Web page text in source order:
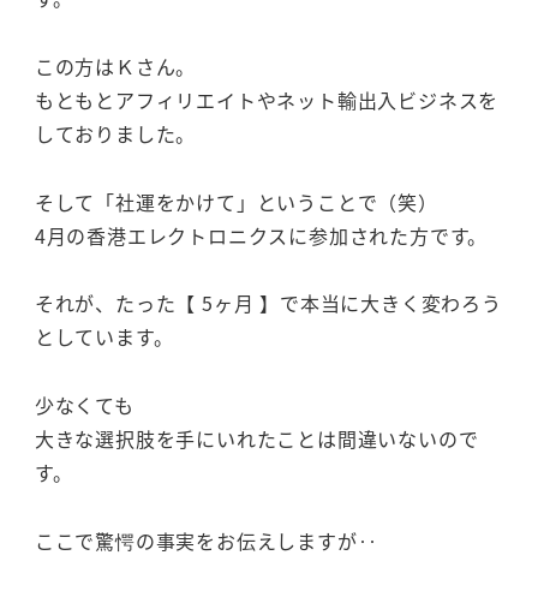
この方はＫさん。
もともとアフィリエイトやネット輸出入ビジネスを
しておりました。
そして「社運をかけて」ということで（笑）
4月の香港エレクトロニクスに参加された方です。
それが、たった【 5ヶ月 】で本当に大きく変わろう
としています。
少なくても
大きな選択肢を手にいれたことは間違いないので
す。
ここで驚愕の事実をお伝えしますが‥